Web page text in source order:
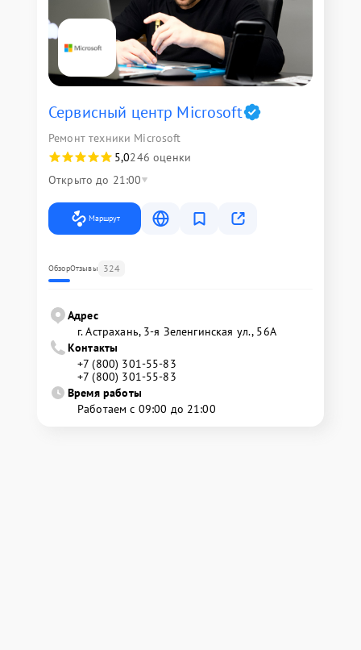
Сервисный центр Microsoft
Ремонт техники Microsoft
5,0246 оценки
Открыто до 21:00
Маршрут
ОбзорОтзывы 324
Адрес
г. Астрахань, 3-я Зеленгинская ул., 56А
Контакты
+7 (800) 301-55-83
+7 (800) 301-55-83
Время работы
Работаем с 09:00 до 21:00